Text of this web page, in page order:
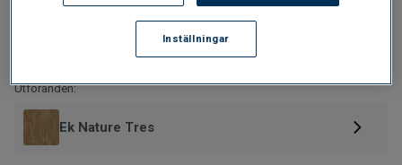
Utföranden:
Ek Nature Tres
Inställningar